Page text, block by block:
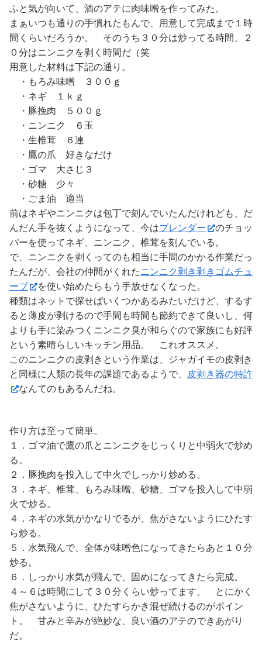
ふと気が向いて、酒のアテに肉味噌を作ってみた。
まぁいつも通りの手慣れたもんで、用意して完成まで１時
間くらいだろうか。 そのうち３０分は炒ってる時間、２
０分はニンニクを剥く時間だ（笑
用意した材料は下記の通り。
・もろみ味噌 ３００ｇ
・ネギ １ｋｇ
・豚挽肉 ５００ｇ
・ニンニク ６玉
・生椎茸 ６連
・鷹の爪 好きなだけ
・ゴマ 大さじ３
・砂糖 少々
・ごま油 適当
前はネギやニンニクは包丁で刻んでいたんだけれども、だ
んだん手を抜くようになって、今はブレンダー
のチョッ
パーを使ってネギ、ニンニク、椎茸を刻んでいる。
で、ニンニクを剥くってのも相当に手間のかかる作業だっ
たんだが、会社の仲間がくれたニンニク剥き剥きゴムチュ
ーブ
を使い始めたらもう手放せなくなった。
種類はネットで探せばいくつかあるみたいだけど、するす
ると薄皮が剥けるので手間も時間も節約できて良いし、何
よりも手に染みつくニンニク臭が和らぐので家族にも好評
という素晴らしいキッチン用品。 これオススメ。
このニンニクの皮剥きという作業は、ジャガイモの皮剥き
と同様に人類の長年の課題であるようで、 皮剥き器の特許
なんてのもあるんだね。
作り方は至って簡単。
１．ゴマ油で鷹の爪とニンニクをじっくりと中弱火で炒め
る。
２．豚挽肉を投入して中火でしっかり炒める。
３．ネギ、椎茸、もろみ味噌、砂糖、ゴマを投入して中弱
火で炒る。
４．ネギの水気がかなりでるが、焦がさないようにひたす
ら炒る。
５．水気飛んで、全体が味噌色になってきたらあと１０分
炒る。
６．しっかり水気が飛んで、固めになってきたら完成。
４～６は時間にして３０分くらい炒ってます。 とにかく
焦がさないように、ひたすらかき混ぜ続けるのがポイン
ト。 甘みと辛みが絶妙な、良い酒のアテのできあがり
だ。